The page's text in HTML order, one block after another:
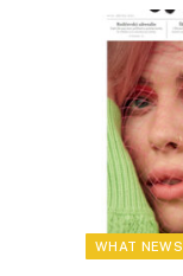
WHAT NEWS